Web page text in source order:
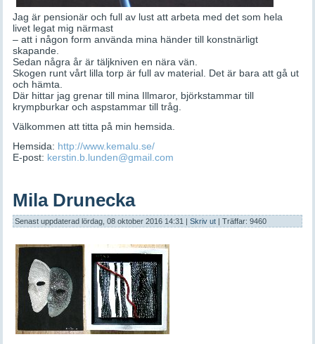
Jag är pensionär och full av lust att arbeta med det som hela
livet legat mig närmast
– att i någon form använda mina händer till konstnärligt
skapande.
Sedan några år är täljkniven en nära vän.
Skogen runt vårt lilla torp är full av material. Det är bara att gå ut
och hämta.
Där hittar jag grenar till mina Illmaror, björkstammar till
krympburkar och aspstammar till tråg.
Välkommen att titta på min hemsida.
Hemsida: http://www.kemalu.se/
E-post: kerstin.b.lunden@gmail.com
Mila Drunecka
Senast uppdaterad lördag, 08 oktober 2016 14:31 |Skriv ut | Träffar: 9460